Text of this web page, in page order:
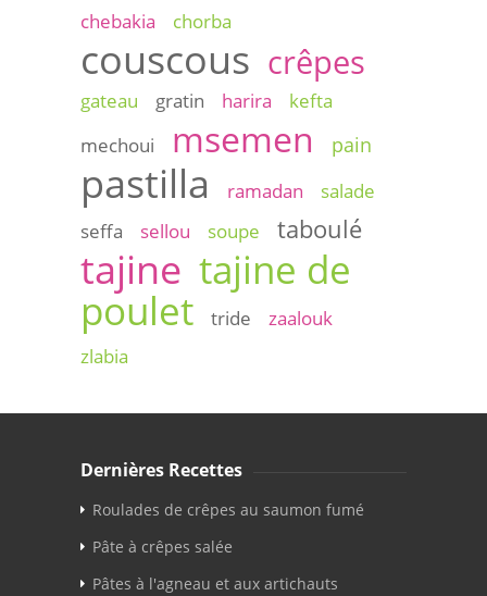
chebakia
chorba
couscous crêpes
gateau gratin harira
kefta
mechoui
msemen pain
pastilla ramadan
salade
seffa
sellou soupe taboulé
tajine tajine de
poulet
tride
zaalouk
zlabia
Dernières Recettes
Roulades de crêpes au saumon fumé
Pâte à crêpes salée
Pâtes à l'agneau et aux artichauts